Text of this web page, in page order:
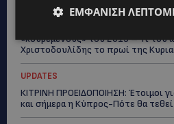
UPDATES
«κουρεμένους» του 2013 – Τι του
Χριστοδουλίδης το πρωί της
UPDATES
ΚΙΤΡΙΝΗ ΠΡΟΕΙΔΟΠΟΙΗΣΗ: Έτοιμοι
και σήμερα η Κύπρος-Πότε θα
ΕΜΦΆΝΙΣΗ